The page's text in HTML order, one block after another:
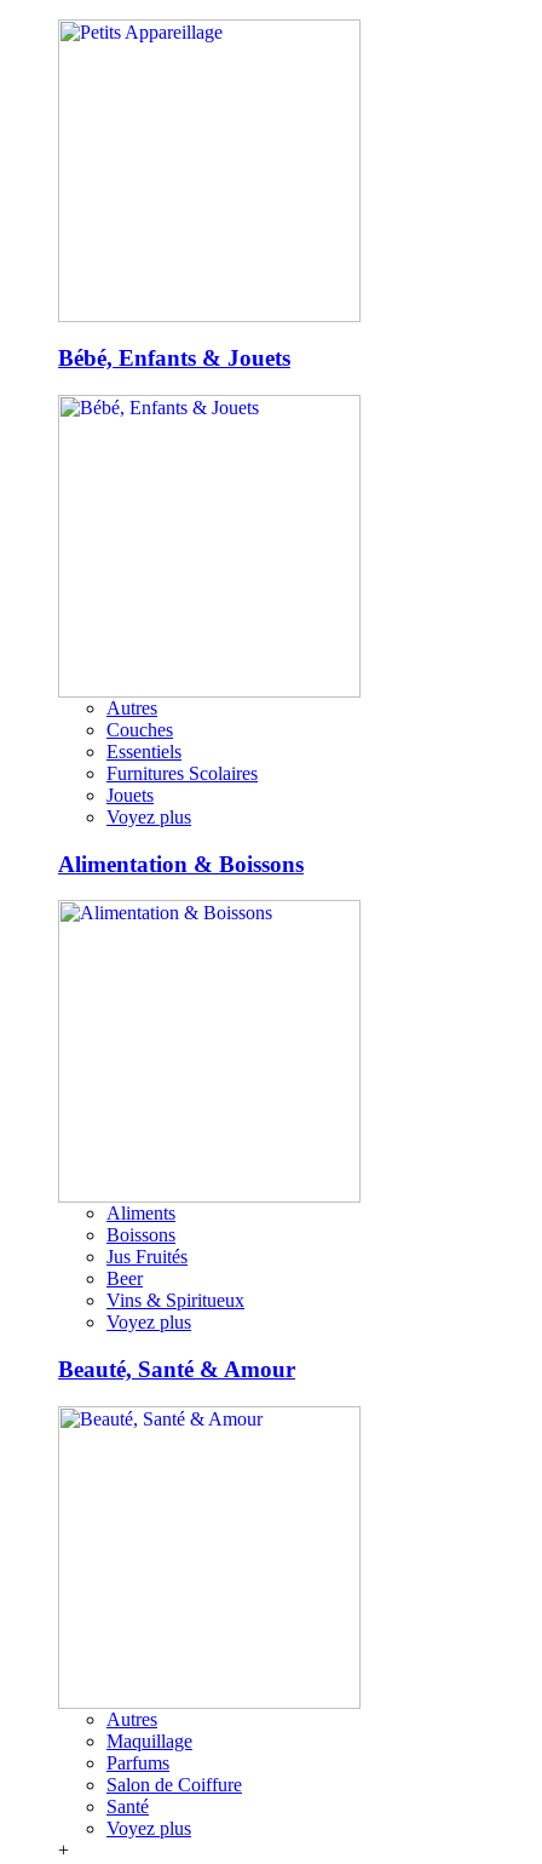
Bébé, Enfants & Jouets
Autres
Couches
Essentiels
Furnitures Scolaires
Jouets
Voyez plus
Alimentation & Boissons
Aliments
Boissons
Jus Fruités
Beer
Vins & Spiritueux
Voyez plus
Beauté, Santé & Amour
Autres
Maquillage
Parfums
Salon de Coiffure
Santé
Voyez plus
+